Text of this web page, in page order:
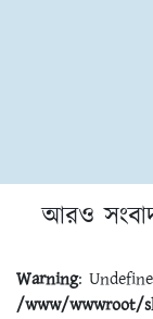
আরও
Warning:
/www/wwwroot/